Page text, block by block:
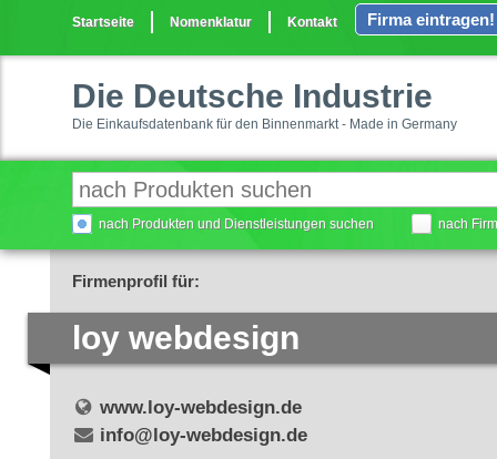
Startseite Nomenklatur Kontakt Firma eintragen!
Die Deutsche Industrie
Die Einkaufsdatenbank für den Binnenmarkt - Made in Germany
nach Produkten und Dienstleistungen suchen nach
Firmenprofil für:
loy webdesign
www.loy-webdesign.de
info@loy-webdesign.de